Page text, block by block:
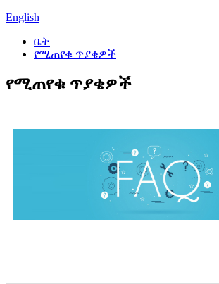
English
ቤት
የሚጠየቁ ጥያቄዎች
የሚጠየቁ ጥያቄዎች